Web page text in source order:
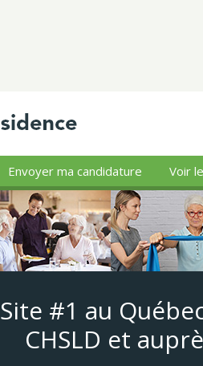
Envoyer ma candidature Voir
Site #1 au
CHSLD et